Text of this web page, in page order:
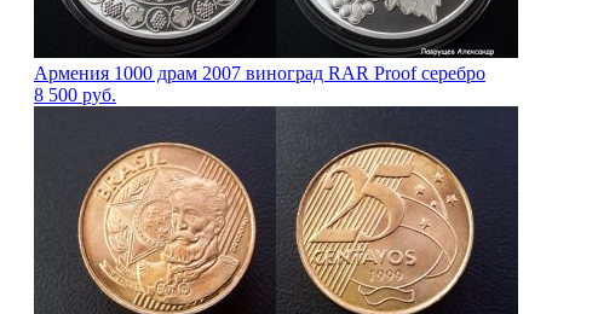
Армения 1000 драм 2007 виноград RAR Proof серебро
8 500 руб.